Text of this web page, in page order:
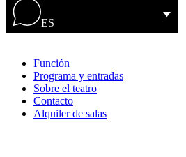
ES
Función
Programa y entradas
Sobre el teatro
Contacto
Alquiler de salas